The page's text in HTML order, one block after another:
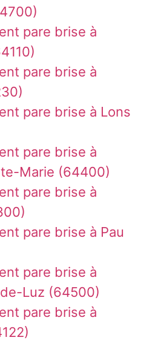
pare brise à
pare brise à
pare brise à Lons
pare brise à
Marie (64400)
pare brise à
pare brise à Pau
pare brise à
Luz (64500)
pare brise à